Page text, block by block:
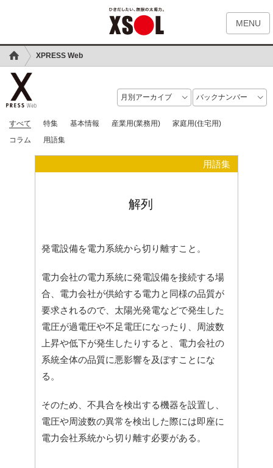
MENU
XPRESS Web
すべて 特集 基本情報 産業用(業務用)
家庭用(住宅用)
コラム
用語集
用語集
解列
発電設備を電力系統から切り離すこと。
電力会社の電力系統に発電設備を接続する場
合、電力会社が供給する電力と同様の品質が
要求されるので、太陽光発電などで発生した
電圧が過電圧や不足電圧になったり、周波数
上昇や低下が発生したりすると、電力会社の
系統全体の品質に悪影響を及ぼすことにな
る。
そのため、不具合を検出する機器を設置し、
電圧や周波数の異常を検出した際には即座に
電力会社系統から切り離す必要がある。